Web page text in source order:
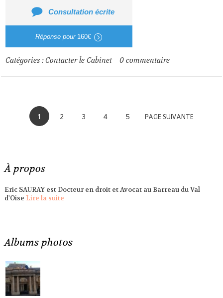
À propos
Eric SAURAY est Docteur en droit et Avocat au Barreau du Val
d'Oise Lire la suite
Albums photos
Consultation écrite
Réponse pour 160€
Catégories :Contacter le Cabinet 0 commentaire
1 2 3 4 5 PAGE SUIVANTE